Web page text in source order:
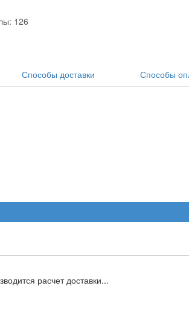
126
Способы доставки Способы
расчет доставки...